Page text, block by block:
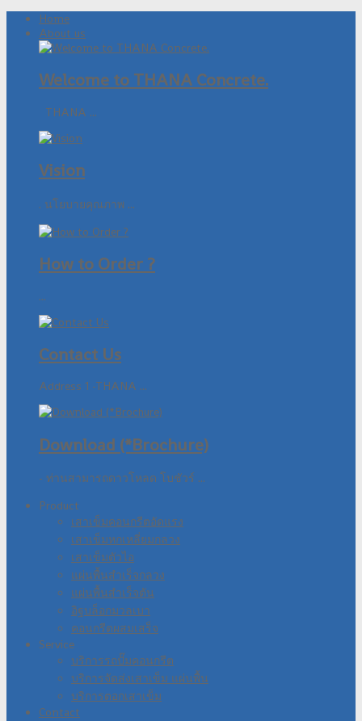
Home
About us
Welcome to THANA Concrete.
THANA ...
Vision
. นโยบายคุณภาพ ...
How to Order ?
...
Contact Us
Address 1 -THANA ...
Download (*Brochure)
- ท่านสามารถดาวโหลด โบชัวร์ ...
Product
เสาเข็มคอนกรีตอัดแรง
เสาเข็มหกเหลี่ยมกลวง
เสาเข็มตัวไอ
แผ่นพื้นสำเร็จกลวง
แผ่นพื้นสำเร็จตัน
อิฐบล็อกมวลเบา
คอนกรีตผสมเสร็จ
Service
บริการรถปั๊มคอนกรีต
บริการจัดส่งเสาเข็ม แผ่นพื้น
บริการตอกเสาเข็ม
Contact